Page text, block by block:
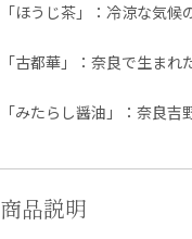
「ほうじ茶」：冷涼な気
「古都華」：奈良で生ま
「みたらし醤油」：奈良
商品説明